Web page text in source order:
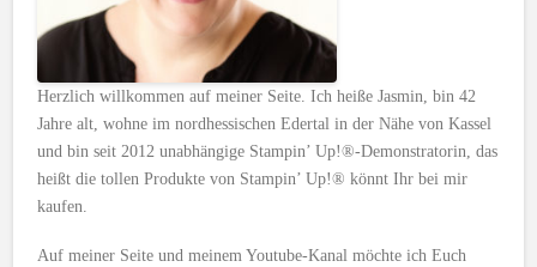
Herzlich willkommen auf meiner Seite. Ich heiße Jasmin, bin 42
Jahre alt, wohne im nordhessischen Edertal in der Nähe von Kassel
und bin seit 2012 unabhängige Stampin’ Up!®-Demonstratorin, das
heißt die tollen Produkte von Stampin’ Up!® könnt Ihr bei mir
kaufen.
Auf meiner Seite und meinem Youtube-Kanal möchte ich Euch